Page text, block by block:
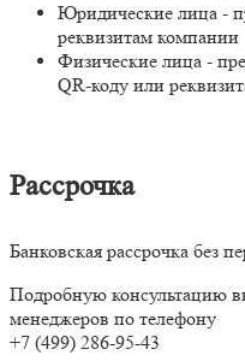
Юридические лица -
реквизитам компании
Физические лица -
QR-коду или
Рассрочка
Банковская рассрочка без
Подробную консультацию
менеджеров по телефону
+7 (499) 286-95-43